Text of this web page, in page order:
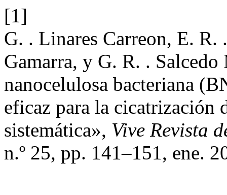
[1]
G. . Linares Carreon, E.
Gamarra, y G. R. .
nanocelulosa bacteriana
eficaz para la cicatrización
sistemática», Vive Revista
n.º 25, pp. 141–151, ene.